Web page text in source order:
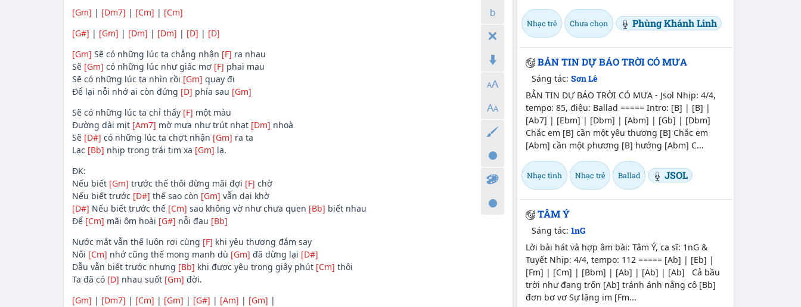
[Gm] | [Dm7] | [Cm] | [Cm]
[G#] | [Gm] | [Dm] | [Dm] | [D] | [D]
[Gm] Sẽ có những lúc ta chẳng nhận [F] ra nhau
Sẽ [Gm] có những lúc như giấc mơ [F] phai mau
Sẽ có những lúc ta nhìn rồi [Gm] quay đi
Để lại nỗi nhớ ai còn đứng [D] phía sau [Gm]
Sẽ có những lúc ta chỉ thấy [F] một màu
Đường dài mịt [Am7] mờ mưa như trút nhạt [Dm] nhoà
Sẽ [D#] có những lúc ta chợt nhận [Gm] ra ta
Lạc [Bb] nhịp trong trái tim xa [Gm] lạ.
ĐK:
Nếu biết [Gm] trước thế thôi đừng mãi đợi [F] chờ
Nếu biết trước [D#] thế sao còn [Gm] vẫn dại khờ
[D#] Nếu biết trước thế [Cm] sao không vờ như chưa quen [Bb] biết nhau
Để [Cm] mãi ôm hoài [G#] nỗi đau [Bb]
Nước mắt vẫn thế luôn rơi cùng [F] khi yêu thương đắm say
Nỗi [Cm] nhớ cũng thế mong manh dù [Gm] đã dừng lại [D#]
Dẫu vẫn biết trước nhưng [Bb] khi được yêu trong giây phút [Cm] thôi
Ta đã có [D] nhau suốt [Gm] đời.
[Gm] | [Dm7] | [Cm] | [Gm] | [G#] | [Am] | [Gm] |
Nhạc trẻ Chưa chọn Phùng Khánh Linh
BẢN TIN DỰ BÁO TRỜI CÓ MƯA
Sáng tác:Sơn Lê
BẢN TIN DỰ BÁO TRỜI CÓ MƯA - Jsol Nhịp: 4/4,
tempo: 85, điệu: Ballad ===== Intro: [B] | [B] |
[Ab7] | [Ebm] | [Dbm] | [Abm] | [Gb] | [Dbm]
Chắc em [B] cần một yêu thương [B] Chắc em
[Abm] cần một phương [B] hướng [Abm] C...
Nhạc tình Nhạc trẻ Ballad JSOL
TÂM Ý
Sáng tác:1nG
Lời bài hát và hợp âm bài: Tâm Ý, ca sĩ: 1nG &
Tuyết Nhịp: 4/4, tempo: 112 ===== [Ab] | [Eb] |
[Fm] | [Cm] | [Bbm] | [Ab] | [Ab] | [Ab] Cả bầu
trời như đang trốn [Ab] tránh ánh nắng cô [Bb]
đơn bơ vơ Sự lặng im [Fm...